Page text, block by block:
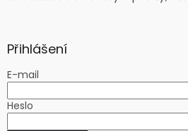
Přihlášení
E-mail
Heslo